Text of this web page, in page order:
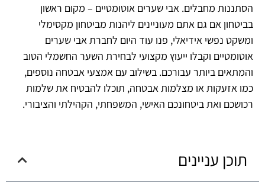
הסתננות מחבלים. אבי שערים אוטומטיים – מקום ראשון
בביטחון אם גם אתם מעוניינים ליהנות מביטחון מקסימלי
ומשקט נפשי אידיאלי, פנו עוד היום לחברתאבי שערים
אוטומטיים וקבלו ייעוץ מקצועי לבחירת השער החשמלי הטוב
והמתאים ביותר עבורכם. בשילוב עם אמצעי אבטחה נוספים,
כמו אזעקות או מצלמות אבטחה, תוכלו להבטיח את שלמות
רכושכם ואת ביטחונכם האישי, המשפחתי, הקהילתי והציבורי.
תוכן עניינים